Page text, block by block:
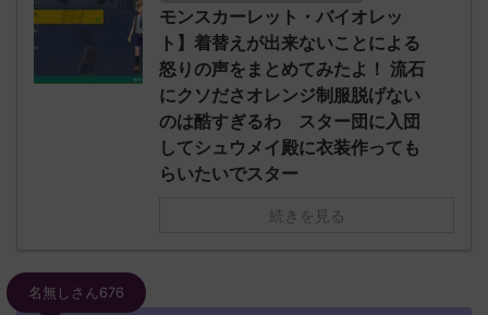
モンスカーレット・バイオレッ
ト】着替えが出来ないことによる
怒りの声をまとめてみたよ！ 流石
にクソださオレンジ制服脱げない
のは酷すぎるわ スター団に入団
してシュウメイ殿に衣装作っても
らいたいでスター
続きを見る
名無しさん676